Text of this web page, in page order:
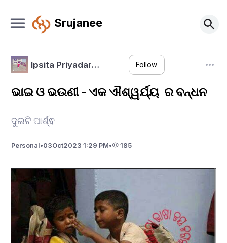
Srujanee
Ipsita Priyadar… Follow
ଭାଇ ଓ ଭଉଣୀ - ଏକ ଐଶ୍ୱର୍ଯ୍ୟ ର ବନ୍ଧନ
ଦୁଇଟି ପାର୍ଶ୍ଵ
Personal•03Oct2023 1:29 PM• 185